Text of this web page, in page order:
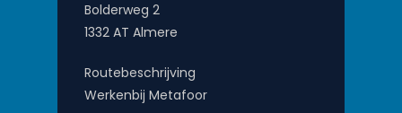
Bolderweg 2
1332 AT Almere
Routebeschrijving
Werkenbij Metafoor